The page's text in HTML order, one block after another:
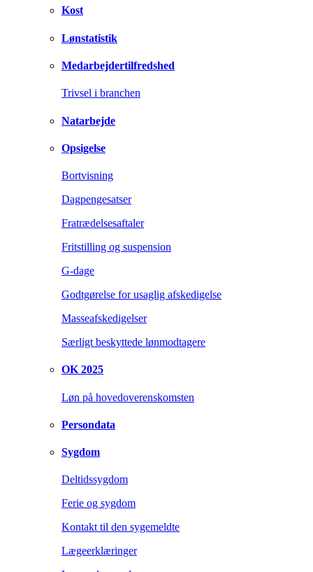
Kost
Lønstatistik
Medarbejdertilfredshed
Trivsel i branchen
Natarbejde
Opsigelse
Bortvisning
Dagpengesatser
Fratrædelsesaftaler
Fritstilling og suspension
G-dage
Godtgørelse for usaglig afskedigelse
Masseafskedigelser
Særligt beskyttede lønmodtagere
OK 2025
Løn på hovedoverenskomsten
Persondata
Sygdom
Deltidssygdom
Ferie og sygdom
Kontakt til den sygemeldte
Lægeerklæringer